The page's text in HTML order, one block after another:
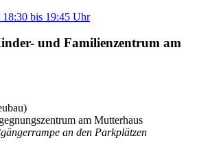
18:30 bis 19:45 Uhr
und Familienzentrum am
am Mutterhaus
an den Parkplätzen